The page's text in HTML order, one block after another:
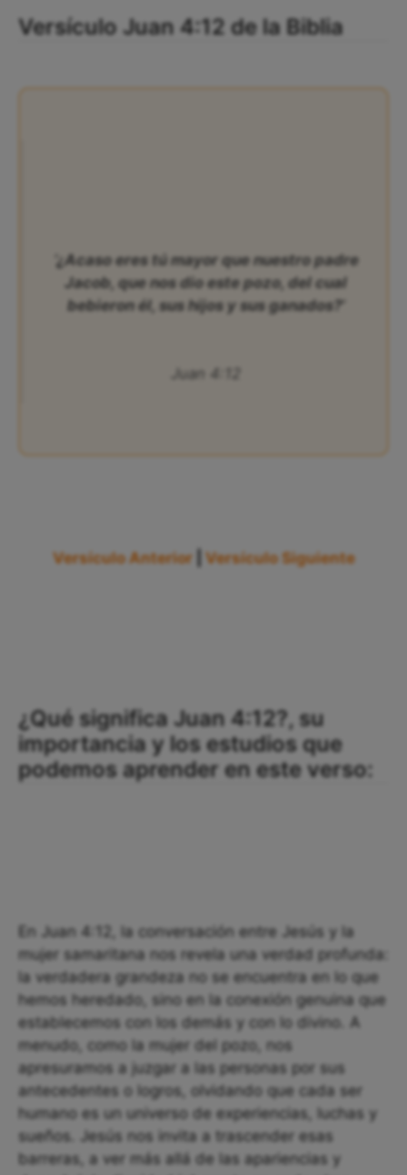
Versículo Juan 4:12 de la Biblia
‘¿Acaso eres tú mayor que nuestro padre
Jacob, que nos dio este pozo, del cual
bebieron él, sus hijos y sus ganados?’
Juan 4:12
Versículo Anterior Versículo Siguiente
¿Qué significa Juan 4:12?, su
importancia y los estudios que
podemos aprender en este verso:
En Juan 4:12, la conversación entre Jesús y la
mujer samaritana nos revela una verdad profunda:
la verdadera grandeza no se encuentra en lo que
hemos heredado, sino en la conexión genuina que
establecemos con los demás y con lo divino. A
menudo, como la mujer del pozo, nos
apresuramos a juzgar a las personas por sus
antecedentes o logros, olvidando que cada ser
humano es un universo de experiencias, luchas y
sueños. Jesús nos invita a trascender esas
barreras, a ver más allá de las apariencias y